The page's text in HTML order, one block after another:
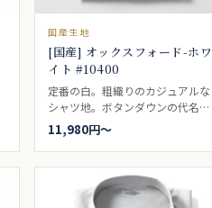
国産生地
[国産] オックスフォード-ホワ
イト #10400
定番の白。粗織りのカジュアルな
シャツ地。ボタンダウンの代名詞
的シャツ生地。ブレザーやジャケ
ットによく合い、ボタンダウンと
の相性は最適で、アイビールック
などでは代名詞的な存在。カジュ
アルシャツ向き。
11,980円〜